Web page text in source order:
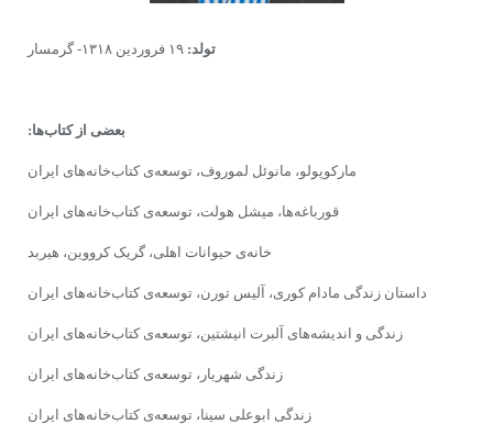
تولد:
بعضى از کتاب‌ها:
مارکوپولو، مانوئل لموروف، توسعه‌ى کتاب‌خانه‌هاى ایران
قورباغه‌ها، میشل هولت، توسعه‌ى کتاب‌خانه‌هاى ایران
خانه‌ى حیوانات اهلى، گریک کرووین، هیربد
داستان زندگى مادام کورى، آلیس تورن، توسعه‌ى کتاب‌خانه‌هاى ایران
زندگى‌ و اندیشه‌هاى آلبرت انیشتین، توسعه‌ى کتاب‌خانه‌هاى ایران
زندگى شهریار، توسعه‌ى کتاب‌خانه‌هاى ایران
زندگى ابوعلى سینا، توسعه‌ى کتاب‌خانه‌هاى ایران